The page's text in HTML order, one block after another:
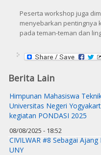
Peserta workshop juga
menyebarkan pentingnya
pada teman-teman dan
Berita Lain
Himpunan Mahasiswa
Universitas Negeri
kegiatan PONDASI 2025
08/08/2025 - 18:52
CIVILWAR #8 Sebagai
UNY